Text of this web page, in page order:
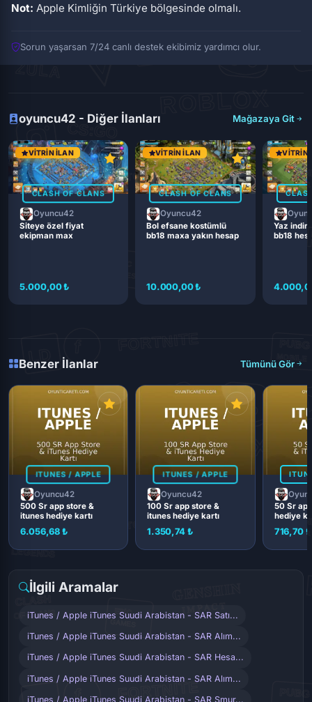
Not: Apple Kimliğin Türkiye bölgesinde olmalı.
Sorun yaşarsan 7/24 canlı destek ekibimiz yardımcı olur.
oyuncu42 - Diğer İlanları Mağazaya Git
VITRIN İLAN
CLASH OF CLANS
Oyuncu42
Siteye özel fiyat
ekipman max
5.000,00 ₺
VITRIN İLAN
CLASH OF CLANS
Oyuncu42
Bol efsane kostümlü
bb18 maxa yakın hesap
10.000,00 ₺
VITRIN
Yaz
bb18
Benzer İlanlar Tümünü Gör
ITUNES / APPLE
Oyuncu42
500 Sr app store &
itunes hediye kartı
6.056,68 ₺
ITUNES / APPLE
Oyuncu42
100 Sr app store &
itunes hediye kartı
1.350,74 ₺
50 Sr
hediye
716,70 ₺
İlgili Aramalar
iTunes / Apple iTunes Suudi Arabistan - SAR Satı...
iTunes / Apple iTunes Suudi Arabistan - SAR Alım...
iTunes / Apple iTunes Suudi Arabistan - SAR Hesa...
iTunes / Apple iTunes Suudi Arabistan - SAR Alım...
iTunes / Apple iTunes Suudi Arabistan - SAR Smur...